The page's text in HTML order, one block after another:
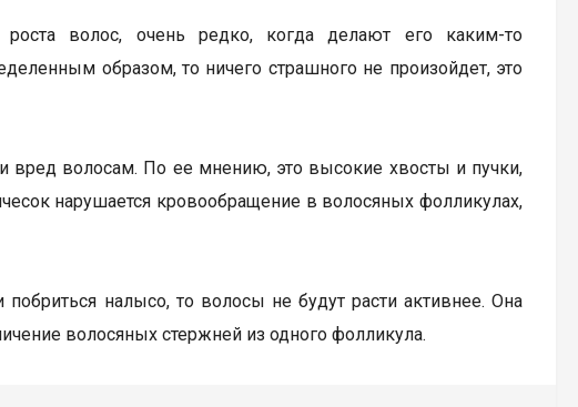
волос, очень редко, когда делают его каким-то
образом, то ничего страшного не произойдет, это
вред волосам. По ее мнению, это высокие хвосты и пучки,
нарушается кровообращение в волосяных фолликулах,
побриться налысо, то волосы не будут расти активнее. Она
волосяных стержней из одного фолликула.